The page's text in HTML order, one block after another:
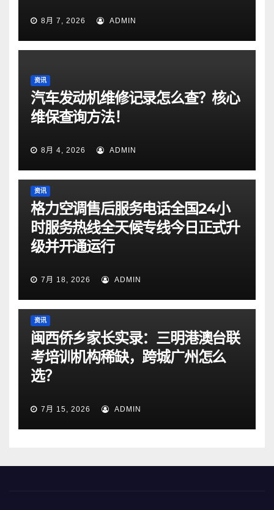
8月 7, 2026 ADMIN
资讯
汽车发动机维修记录怎么查？核心
维保查询方法！
8月 4, 2026 ADMIN
资讯
格力空调售后服务电话全国24小
时服务热线全天候专线今日正式升
级并开通运行
7月 18, 2026 ADMIN
资讯
闽西侨乡家长实录：三明港澳台联
考培训机构稀缺，跨城广州怎么
选？
7月 15, 2026 ADMIN